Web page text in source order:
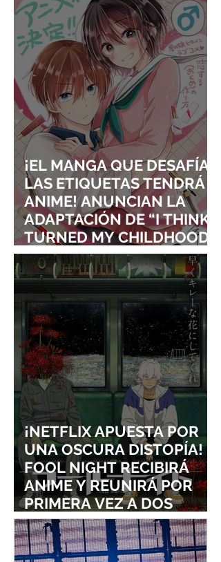
VISUALES
¡EL MANGA QUE DESAFÍA
LAS ETIQUETAS TENDRÁ
ANIME! ANUNCIAN LA
ADAPTACIÓN DE “I THINK I
TURNED MY CHILDHOOD
FRIEND INTO A GIRL”
¡NETFLIX APUESTA POR
UNA OSCURA DISTOPÍA!
FOOL NIGHT RECIBIRÁ
ANIME Y REUNIRÁ POR
PRIMERA VEZ A DOS
ESTUDIOS LEGENDARIOS